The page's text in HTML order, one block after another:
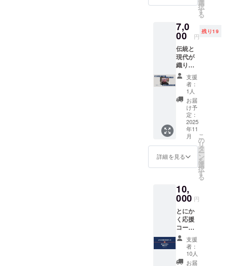
ばんや
和の温
もりと
縁起の
よさを
日常に
お楽し
みくだ
さい。
※手作り
のた
め、柄
や細部
のデザ
インは
選べま
ご了承
くださ
ズ〉 直
径約
2cm（
多少の
ばらつ
きがあ
りま
す）
す。 こ
ちらの
自家製
きくら
げは、
2014年
に和歌
山市に
ある食
品加工
会社の
提案に
て施設
外実習
という
形で、
利用者
されま
した。
げ栽培
にあた
り、菌
床を300
個～400
個程仕
入れ、
ルブレ
種×各2
袋）
と、創
業400年
を誇る
老舗
「総本
家駿河
屋」の
和歌浦
煎餅16
枚入(2
枚入り
×8袋)を
詰め合
わせ
た、和
るセッ
トで
す。 ふ
だんは
宿泊者
限定で
提供し
ている
この特
別な組
選
択
す
る
7,0
00 円
残り19
伝統と
現代が
織りな
す、世
界にひ
とつの
「紀州
てまり
（クリ
アケー
ス入
り）」
【提供
内容】
和歌山
県みそ
街のて
まり工
房「さ
ゆ紀」
より、
伝統工
芸「紀
州てま
り」を
お届け
支援
者：
1人
お届
け予
定：
2025
年11
月
詳細を見る
こ
の
リ
タ
ー
ン
を
選
択
す
る
10,
000 円
とにか
く応援
コー
ス！ 温
かなご
支援に
感謝し
支援
者：
10人
お届